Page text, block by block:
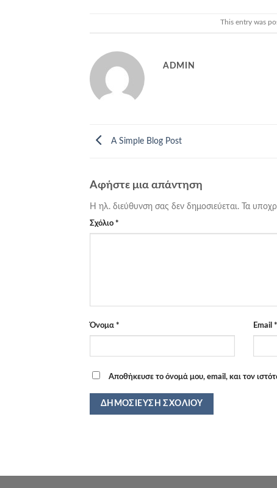
This entry was
ADMIN
A Simple Blog Post
Αφήστε μια απάντηση
Η ηλ. διεύθυνση σας δεν δημοσιεύεται. Τα
Σχόλιο *
Όνομα * Email *
Αποθήκευσε το όνομά μου, email, και τον